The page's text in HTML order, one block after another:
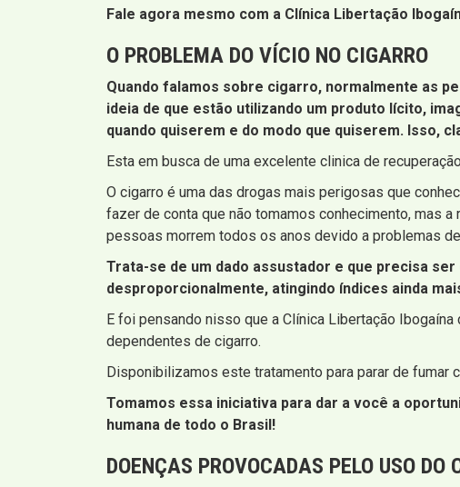
Fale agora mesmo com a Clínica Libertação
O PROBLEMA DO VÍCIO NO CIGARRO
Quando falamos sobre cigarro, normalmente as
ideia de que estão utilizando um produto lícito,
quando quiserem e do modo que quiserem. Isso,
Esta em busca de uma excelente clinica de
O cigarro é uma das drogas mais perigosas que
fazer de conta que não tomamos conhecimento, mas
pessoas morrem todos os anos devido a problemas
Trata-se de um dado assustador e que precisa
desproporcionalmente, atingindo índices ainda
E foi pensando nisso que a Clínica Libertação
dependentes de cigarro.
Disponibilizamos este tratamento para parar de fumar
Tomamos essa iniciativa para dar a você a
humana de todo o Brasil!
DOENÇAS PROVOCADAS PELO USO DO